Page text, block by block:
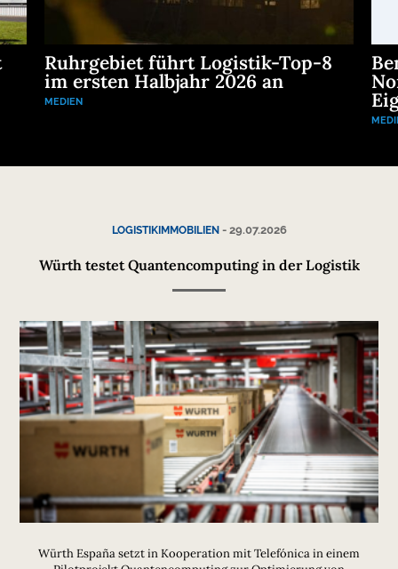
Ruhrgebiet führt Logistik-Top-8
im ersten Halbjahr 2026 an
MEDIEN
LOGISTIKIMMOBILIEN- 29.07.2026
Würth testet Quantencomputing in der Logistik
Würth España setzt in Kooperation mit Telefónica in einem